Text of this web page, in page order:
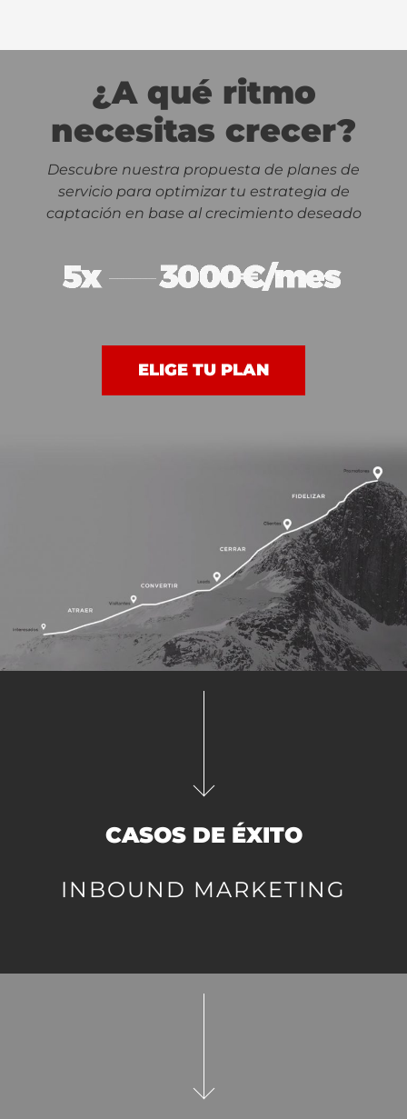
¿A qué ritmo
necesitas crecer?
Descubre nuestra propuesta de planes de
servicio para optimizar tu estrategia de
captación en base al crecimiento deseado
ELIGE TU PLAN
CASOS DE ÉXITO
INBOUND MARKETING